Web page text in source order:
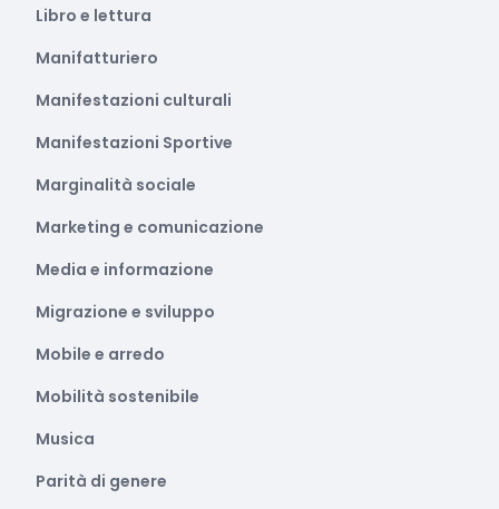
Libro e lettura
Manifatturiero
Manifestazioni culturali
Manifestazioni Sportive
Marginalità sociale
Marketing e comunicazione
Media e informazione
Migrazione e sviluppo
Mobile e arredo
Mobilità sostenibile
Musica
Parità di genere